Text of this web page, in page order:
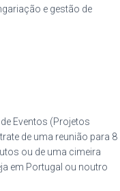
e gestão de
Eventos (Projetos
de uma reunião para 8
ou de uma cimeira
em Portugal ou noutro